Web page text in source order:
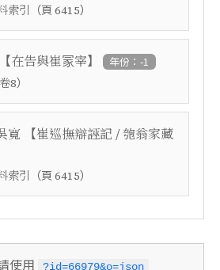
索引 （頁 6415）
【在告與崔冡宰】 年份：-1
卷8）
寬 【崔巡撫辯誣記 / 匏翁家藏
索引 （頁 6415）
使用 ?id=66979&o=json